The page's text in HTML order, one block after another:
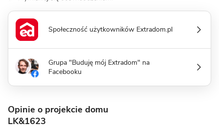
Społeczność użytkowników Extradom.pl
Grupa "Buduję mój Extradom" na
Facebooku
Opinie o projekcie domu
LK&1623